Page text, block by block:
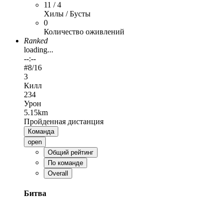
11 / 4
Хилы / Бусты
0
Количество оживлений
Ranked
loading...
--:--
#8/16
3
Килл
234
Урон
5.15km
Пройденная дистанция
Команда
open
Общий рейтинг
По команде
Overall
Битва